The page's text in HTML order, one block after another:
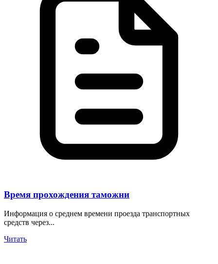
Время прохождения таможни
Информация о среднем времени проезда транспортных
средств через...
Читать